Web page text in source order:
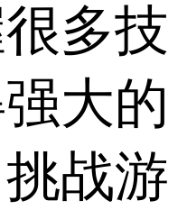
多技
大的
战游